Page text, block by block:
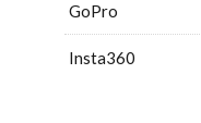
GoPro
Insta360